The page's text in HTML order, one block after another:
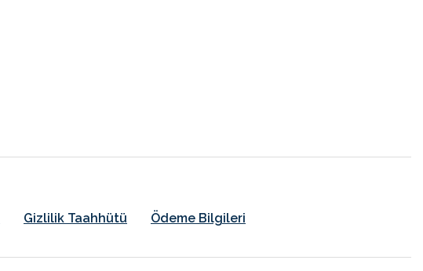
Gizlilik Taahhütü Ödeme Bilgileri